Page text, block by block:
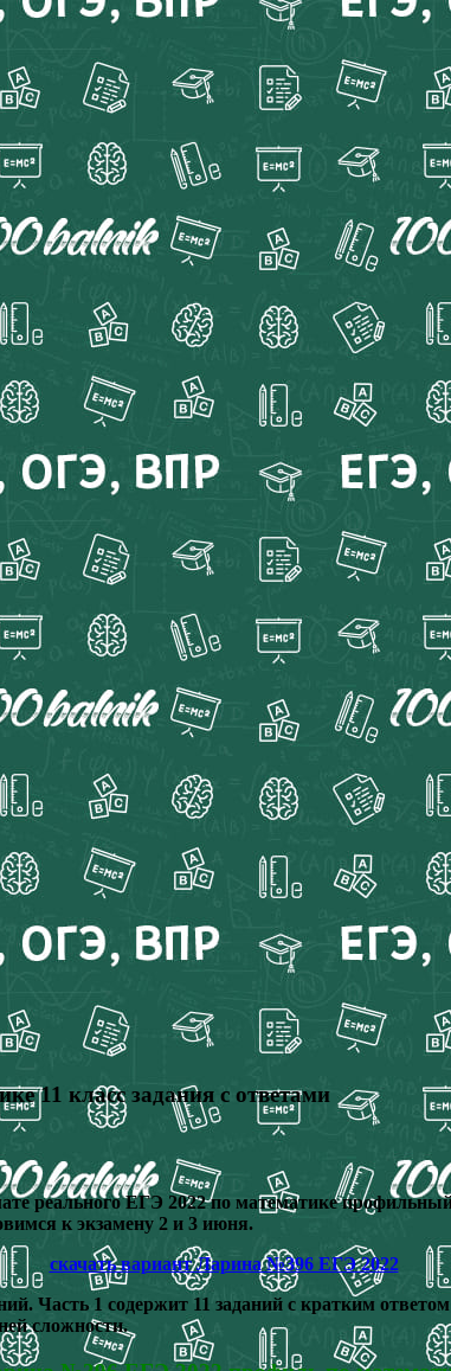
11 класс задания с ответами
реального ЕГЭ 2022 по математике
к экзамену 2 и 3 июня.
скачать вариант Ларина №396 ЕГЭ 2022
Часть 1 содержит 11 заданий с кратким
сложности.